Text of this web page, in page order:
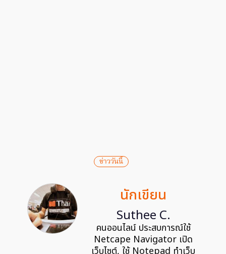
ข่าววันนี้
นักเขียน
Suthee C.
คนออนไลน์ ประสบการณ์ใช้
Netcape Navigator เปิด
เว็บไซต์, ใช้ Notepad ทำเว็บ